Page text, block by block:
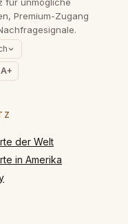
Premium-Zugang
A+
der Welt
in Amerika